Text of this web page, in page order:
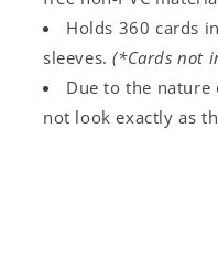
Holds 360 cards
sleeves.(*Cards not
Due to the
not look exactly as